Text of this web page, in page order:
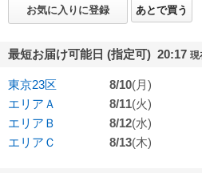
お気に入りに登録 あとで買う
最短お届け可能日 (指定可) 20:17 現
東京23区 8/10(月)
エリアＡ
8/11(火)
エリアＢ
8/12(水)
エリアＣ
8/13(木)